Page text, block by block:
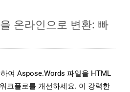
온라인으로 변환: 빠
여 Aspose.Words 파일을 HTML
크플로를 개선하세요. 이 강력한